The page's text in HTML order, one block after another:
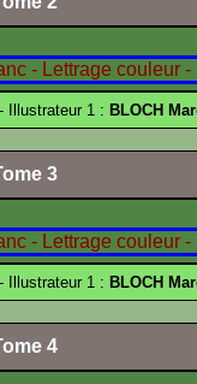
Illustrateur 1 : BLOCH
3
Illustrateur 1 : BLOCH
4